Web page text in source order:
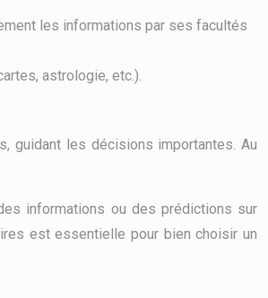
les informations par ses facultés
astrologie, etc.).
guidant les décisions importantes. Au
informations ou des prédictions sur
est essentielle pour bien choisir un